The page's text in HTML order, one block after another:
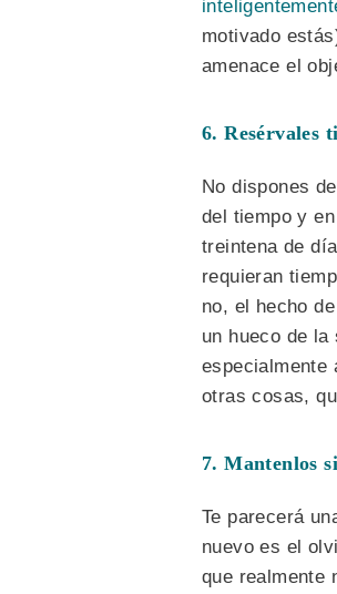
motivado
amenace el
6. Resérvales
No dispones
del tiempo y
treintena de
requieran
no, el hecho
un hueco de
especialmente
otras cosas,
7. Mantenlos
Te parecerá
nuevo es el
que realmente